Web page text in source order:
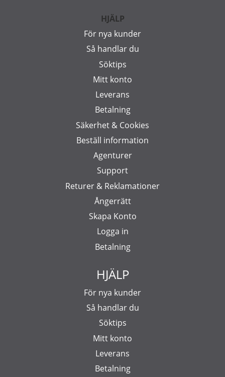
HJÄLP
För nya kunder
Så handlar du
Söktips
Mitt konto
Leverans
Betalning
Säkerhet & Cookies
Beställ information
Agenturer
Support
Returer & Reklamationer
Ångerrätt
Skapa Konto
Logga in
Betalning
HJÄLP
För nya kunder
Så handlar du
Söktips
Mitt konto
Leverans
Betalning